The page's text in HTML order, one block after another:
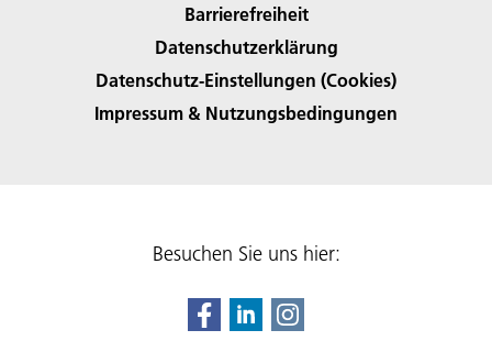
Barrierefreiheit
Datenschutzerklärung
Datenschutz-Einstellungen (Cookies)
Impressum & Nutzungsbedingungen
Besuchen Sie uns hier: